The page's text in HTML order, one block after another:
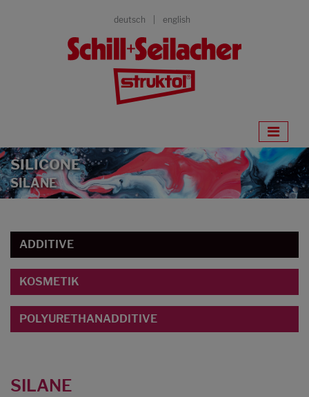
deutsch english
SILICONE
SILANE
ADDITIVE
KOSMETIK
POLYURETHANADDITIVE
SILANE